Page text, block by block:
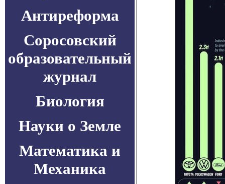
Антиреформа
Соросовский
образовательный
журнал
Биология
Науки о Земле
Математика и
Механика